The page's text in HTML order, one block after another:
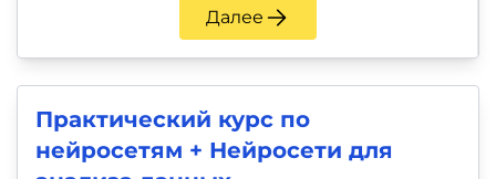
Далее
Практический курс по
нейросетям + Нейросети для